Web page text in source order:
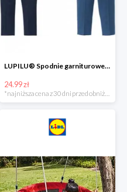
LUPILU® Spodnie garniturowe chłopięce
24.99 zł
*najniższa cena z 30 dni przed obniżką